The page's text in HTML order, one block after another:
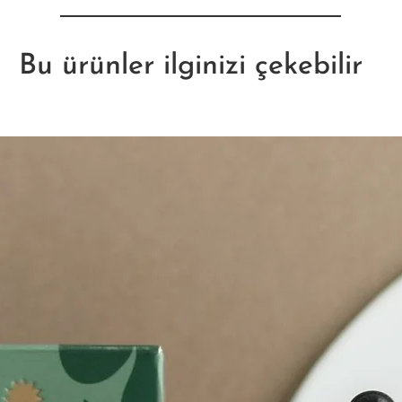
Bu ürünler ilginizi çekebilir